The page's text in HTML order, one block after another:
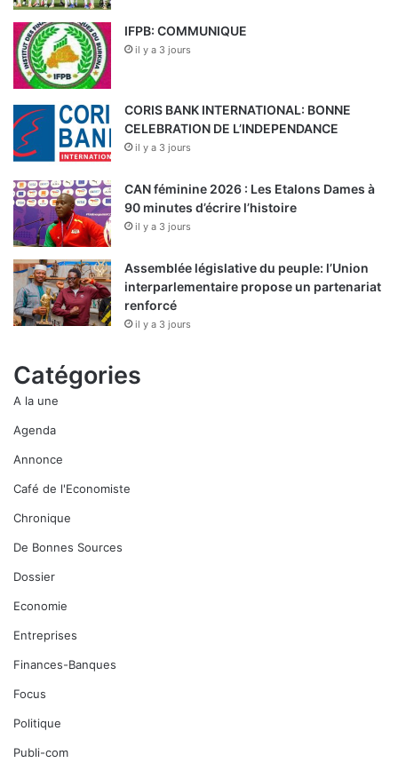
IFPB: COMMUNIQUE
il y a 3 jours
CORIS BANK INTERNATIONAL: BONNE
CELEBRATION DE L’INDEPENDANCE
il y a 3 jours
CAN féminine 2026 : Les Etalons Dames à
90 minutes d’écrire l’histoire
il y a 3 jours
Assemblée législative du peuple: l’Union
interparlementaire propose un partenariat
renforcé
il y a 3 jours
Catégories
A la une
Agenda
Annonce
Café de l'Economiste
Chronique
De Bonnes Sources
Dossier
Economie
Entreprises
Finances-Banques
Focus
Politique
Publi-com